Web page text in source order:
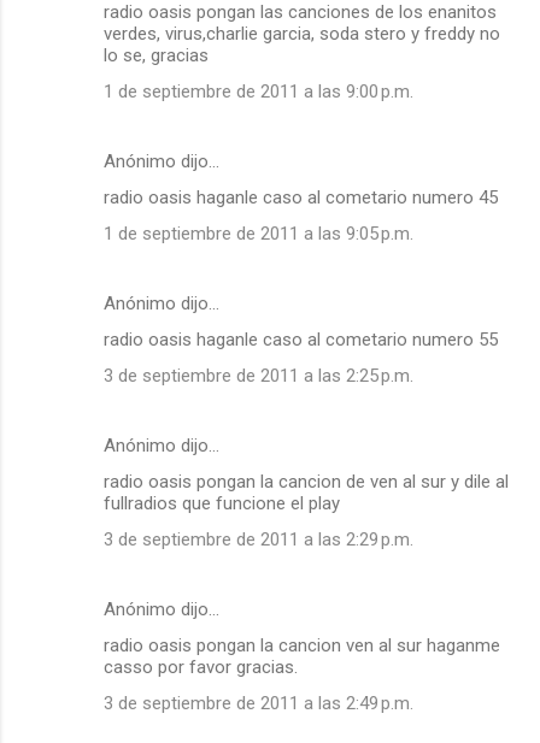
radio oasis pongan las canciones de los enanitos
verdes, virus,charlie garcia, soda stero y freddy no
lo se, gracias
1 de septiembre de 2011 a las 9:00 p.m.
Anónimo dijo…
radio oasis haganle caso al cometario numero 45
1 de septiembre de 2011 a las 9:05 p.m.
Anónimo dijo…
radio oasis haganle caso al cometario numero 55
3 de septiembre de 2011 a las 2:25 p.m.
Anónimo dijo…
radio oasis pongan la cancion de ven al sur y dile al
fullradios que funcione el play
3 de septiembre de 2011 a las 2:29 p.m.
Anónimo dijo…
radio oasis pongan la cancion ven al sur haganme
casso por favor gracias.
3 de septiembre de 2011 a las 2:49 p.m.